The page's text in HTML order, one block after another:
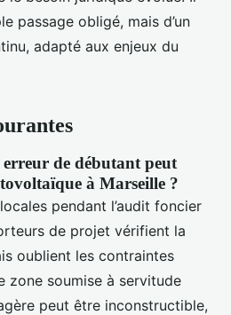
passage obligé, mais d’un
adapté aux enjeux du
de débutant peut
à Marseille ?
pendant l’audit foncier
de projet vérifient la
oublient les contraintes
zone soumise à servitude
peut être inconstructible,